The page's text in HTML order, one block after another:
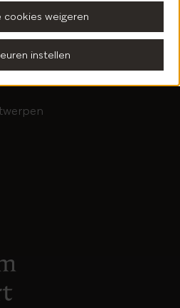
cookies weigeren
instellen